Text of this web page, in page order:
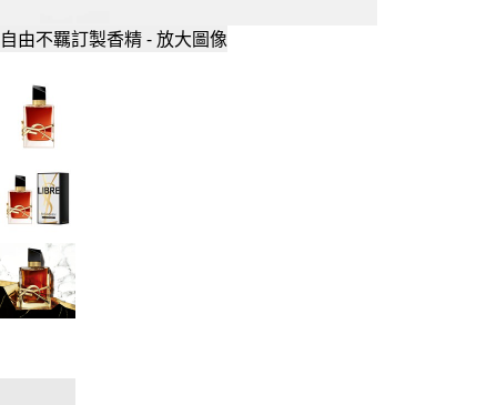
自由不羈訂製香精 - 放大圖像